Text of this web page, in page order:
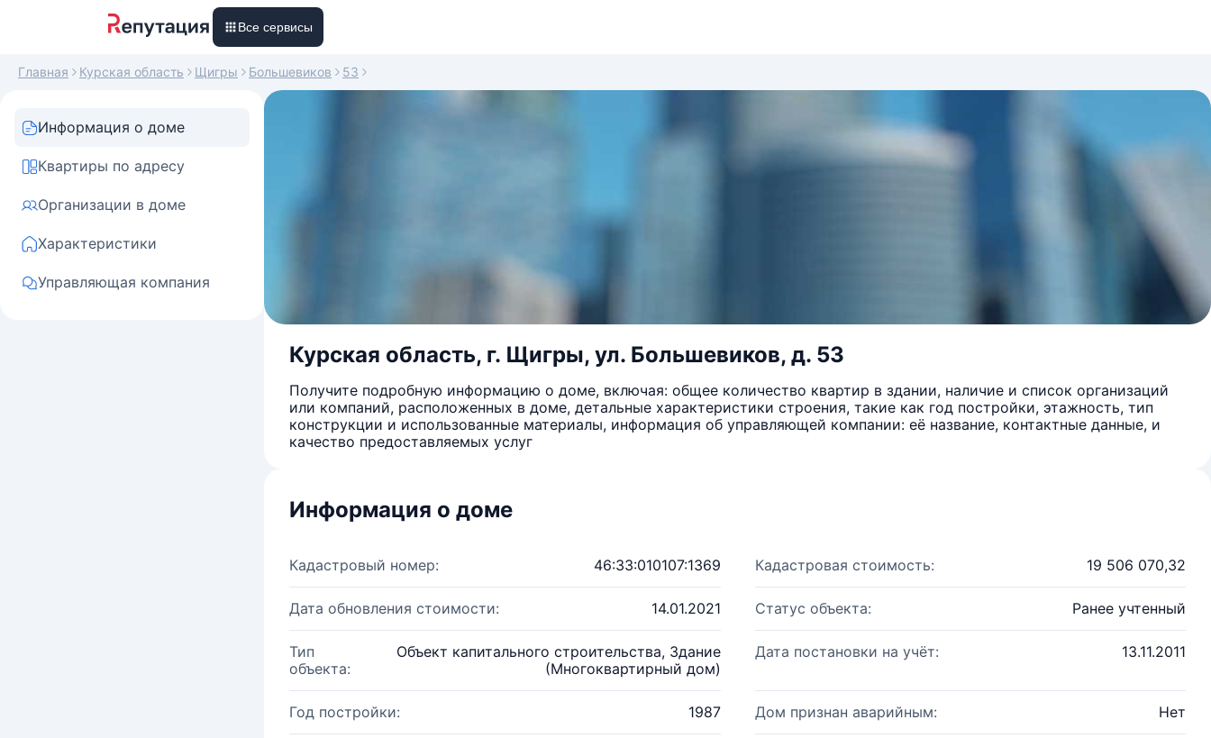
Все сервисы
Главная Курская область Щигры Большевиков 53
Информация о доме
Квартиры по адресу
Организации в доме
Характеристики
Управляющая компания
Курская область, г. Щигры, ул. Большевиков, д. 53
Получите подробную информацию о доме, включая: общее количество квартир в здании, наличие и список организаций
или компаний, расположенных в доме, детальные характеристики строения, такие как год постройки, этажность, тип
конструкции и использованные материалы, информация об управляющей компании: её название, контактные данные, и
качество предоставляемых услуг
Информация о доме
Кадастровый номер: 46:33:010107:1369 Кадастровая стоимость: 19 506 070,32
Дата обновления стоимости: 14.01.2021 Статус объекта: Ранее учтенный
Тип
объекта:
Объект капитального строительства, Здание
(Многоквартирный дом)
Дата постановки на учёт: 13.11.2011
Год постройки: 1987 Дом признан аварийным: Нет